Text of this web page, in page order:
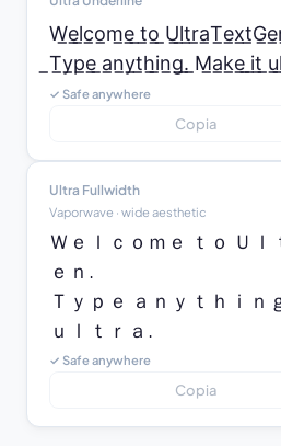
W̲e̲l̲c̲o̲m̲e̲ ̲t̲o̲
̲T̲y̲p̲e̲ ̲a̲n̲y̲t̲h̲i̲n̲g̲.̲ ̲M̲a̲k̲e̲ ̲i̲t̲
✓ Safe anywhere
Copia
Ultra Fullwidth
Vaporwave · wide aesthetic
Ｗｅｌｃｏｍｅ ｔｏ Ｕｌ
ｅｎ.
Ｔｙｐｅ ａｎｙｔｈｉｎ
ｕｌｔｒａ.
✓ Safe anywhere
Copia